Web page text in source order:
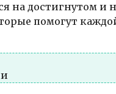
на достигнутом и
помогут